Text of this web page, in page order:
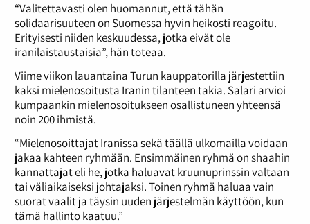
“Valitettavasti olen huomannut, että tähän
solidaarisuuteen on Suomessa hyvin heikosti reagoitu.
Erityisesti niiden keskuudessa, jotka eivät ole
iranilaistaustaisia”, hän toteaa.
Viime viikon lauantaina Turun kauppatorilla järjestettiin
kaksi mielenosoitusta Iranin tilanteen takia. Salari arvioi
kumpaankin mielenosoitukseen osallistuneen yhteensä
noin 200 ihmistä.
“Mielenosoittajat Iranissa sekä täällä ulkomailla voidaan
jakaa kahteen ryhmään. Ensimmäinen ryhmä on shaahin
kannattajat eli he, jotka haluavat kruunuprinssin valtaan
tai väliaikaiseksi johtajaksi. Toinen ryhmä haluaa vain
suorat vaalit ja täysin uuden järjestelmän käyttöön, kun
tämä hallinto kaatuu.”